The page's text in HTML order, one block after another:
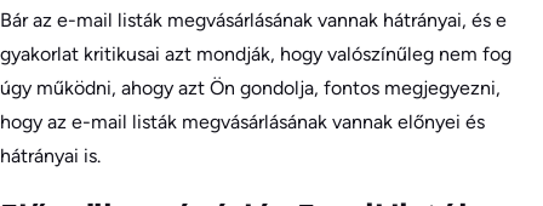
Bár az e-mail listák megvásárlásának vannak hátrányai, és e
gyakorlat kritikusai azt mondják, hogy valószínűleg nem fog
úgy működni, ahogy azt Ön gondolja, fontos megjegyezni,
hogy az e-mail listák megvásárlásának vannak előnyei és
hátrányai is.